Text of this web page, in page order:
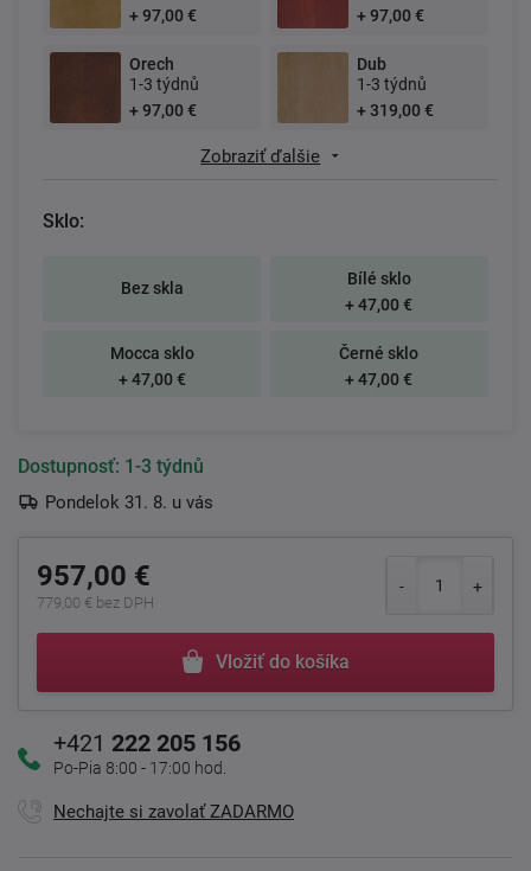
+ 97,00 €
+ 97,00 €
Orech
1-3 týdnů
+ 97,00 €
Dub
1-3 týdnů
+ 319,00 €
Zobraziť ďalšie
Sklo:
Bez skla
Bílé sklo
+ 47,00 €
Mocca sklo
+ 47,00 €
Černé sklo
+ 47,00 €
Dostupnosť: 1-3 týdnů
Pondelok 31. 8. u vás
957,00 €
779,00 € bez DPH
Vložiť do košíka
+421 222 205 156
Po-Pia 8:00 - 17:00 hod.
Nechajte si zavolať ZADARMO